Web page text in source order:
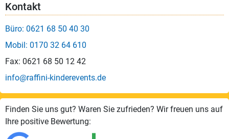
Kontakt
Büro: 0621 68 50 40 30
Mobil: 0170 32 64 610
Fax: 0621 68 50 12 42
info@raffini-kinderevents.de
Finden Sie uns gut? Waren Sie zufrieden? Wir freuen uns auf
Ihre positive Bewertung: